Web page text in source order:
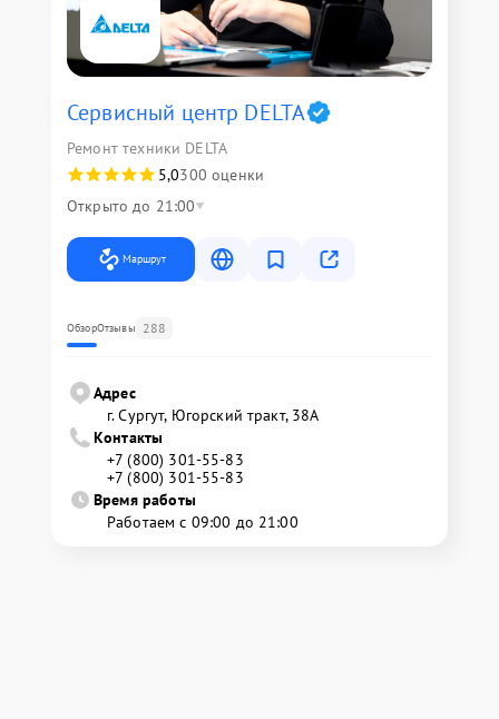
Сервисный центр DELTA
Ремонт техники DELTA
5,0300 оценки
Открыто до 21:00
Маршрут
ОбзорОтзывы 288
Адрес
г. Сургут, Югорский тракт, 38А
Контакты
+7 (800) 301-55-83
+7 (800) 301-55-83
Время работы
Работаем с 09:00 до 21:00